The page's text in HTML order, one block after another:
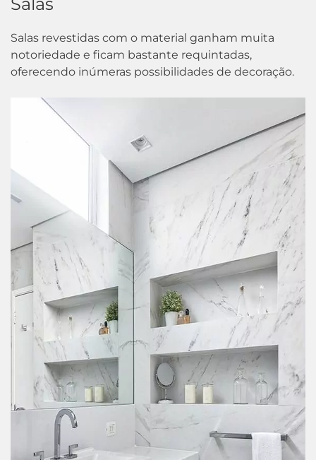
Salas revestidas com o material ganham muita
notoriedade e ficam bastante requintadas,
oferecendo inúmeras possibilidades de decoração.